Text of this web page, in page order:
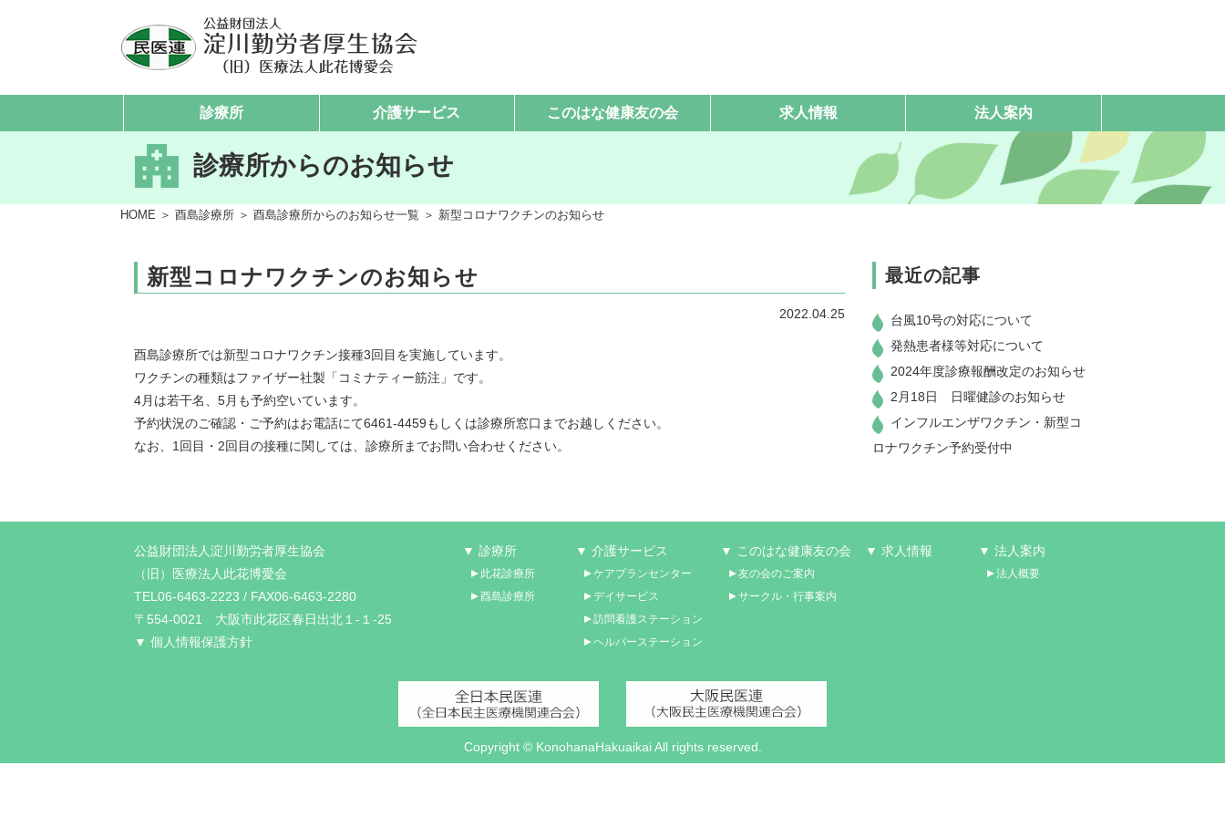
診療所 介護サービス このはな健康友の会 求人情報 法人案内
診療所からのお知らせ
HOME ＞ 酉島診療所 ＞ 酉島診療所からのお知らせ一覧 ＞ 新型コロナワクチンのお知らせ
新型コロナワクチンのお知らせ
2022.04.25
酉島診療所では新型コロナワクチン接種3回目を実施しています。
ワクチンの種類はファイザー社製「コミナティー筋注」です。
4月は若干名、5月も予約空いています。
予約状況のご確認・ご予約はお電話にて6461-4459もしくは診療所窓口までお越しください。
なお、1回目・2回目の接種に関しては、診療所までお問い合わせください。
最近の記事
台風10号の対応について
発熱患者様等対応について
2024年度診療報酬改定のお知らせ
2月18日 日曜健診のお知らせ
インフルエンザワクチン・新型コ
ロナワクチン予約受付中
公益財団法人淀川勤労者厚生協会
（旧）医療法人此花博愛会
TEL06-6463-2223 / FAX06-6463-2280
〒554-0021 大阪市此花区春日出北１-１-25
▼ 個人情報保護方針
▼ 診療所
此花診療所
酉島診療所
▼ 介護サービス
ケアプランセンター
デイサービス
訪問看護ステーション
ヘルパーステーション
▼ このはな健康友の会
友の会のご案内
サークル・行事案内
▼ 求人情報 ▼ 法人案内
法人概要
Copyright © KonohanaHakuaikai All rights reserved.